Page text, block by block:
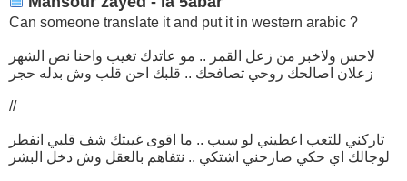
Can someone translate it and put it in western arabic ?
لاحس ولاخبر من زعل القمر .. مو عاتدك تغيب واحنا نص الشهر
زعلان اصالحك روحي تصافحك .. قلبك احن قلب وش بدله حجر
//
تاركني للتعب اعطيني لو سبب .. ما اقوى غيبتك شف قلبي انفطر
لوجالك اي حكي صارحني اشتكي .. نتفاهم بالعقل وش دخل البشر